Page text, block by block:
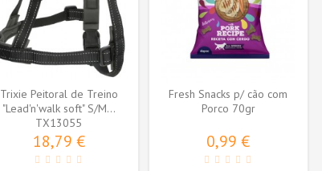
Trixie Peitoral de Treino
"Lead'n'walk soft" S/M...
TX13055
18,79 €
Fresh Snacks p/ cão com
Porco 70gr
0,99 €